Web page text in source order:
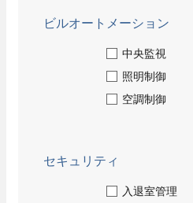
ビルオートメーション
中央監視
照明制御
空調制御
セキュリティ
入退室管理
採用情報
- 職種紹介
- 先輩社員イン
事務系総合職
数字で見る
EWエンジ